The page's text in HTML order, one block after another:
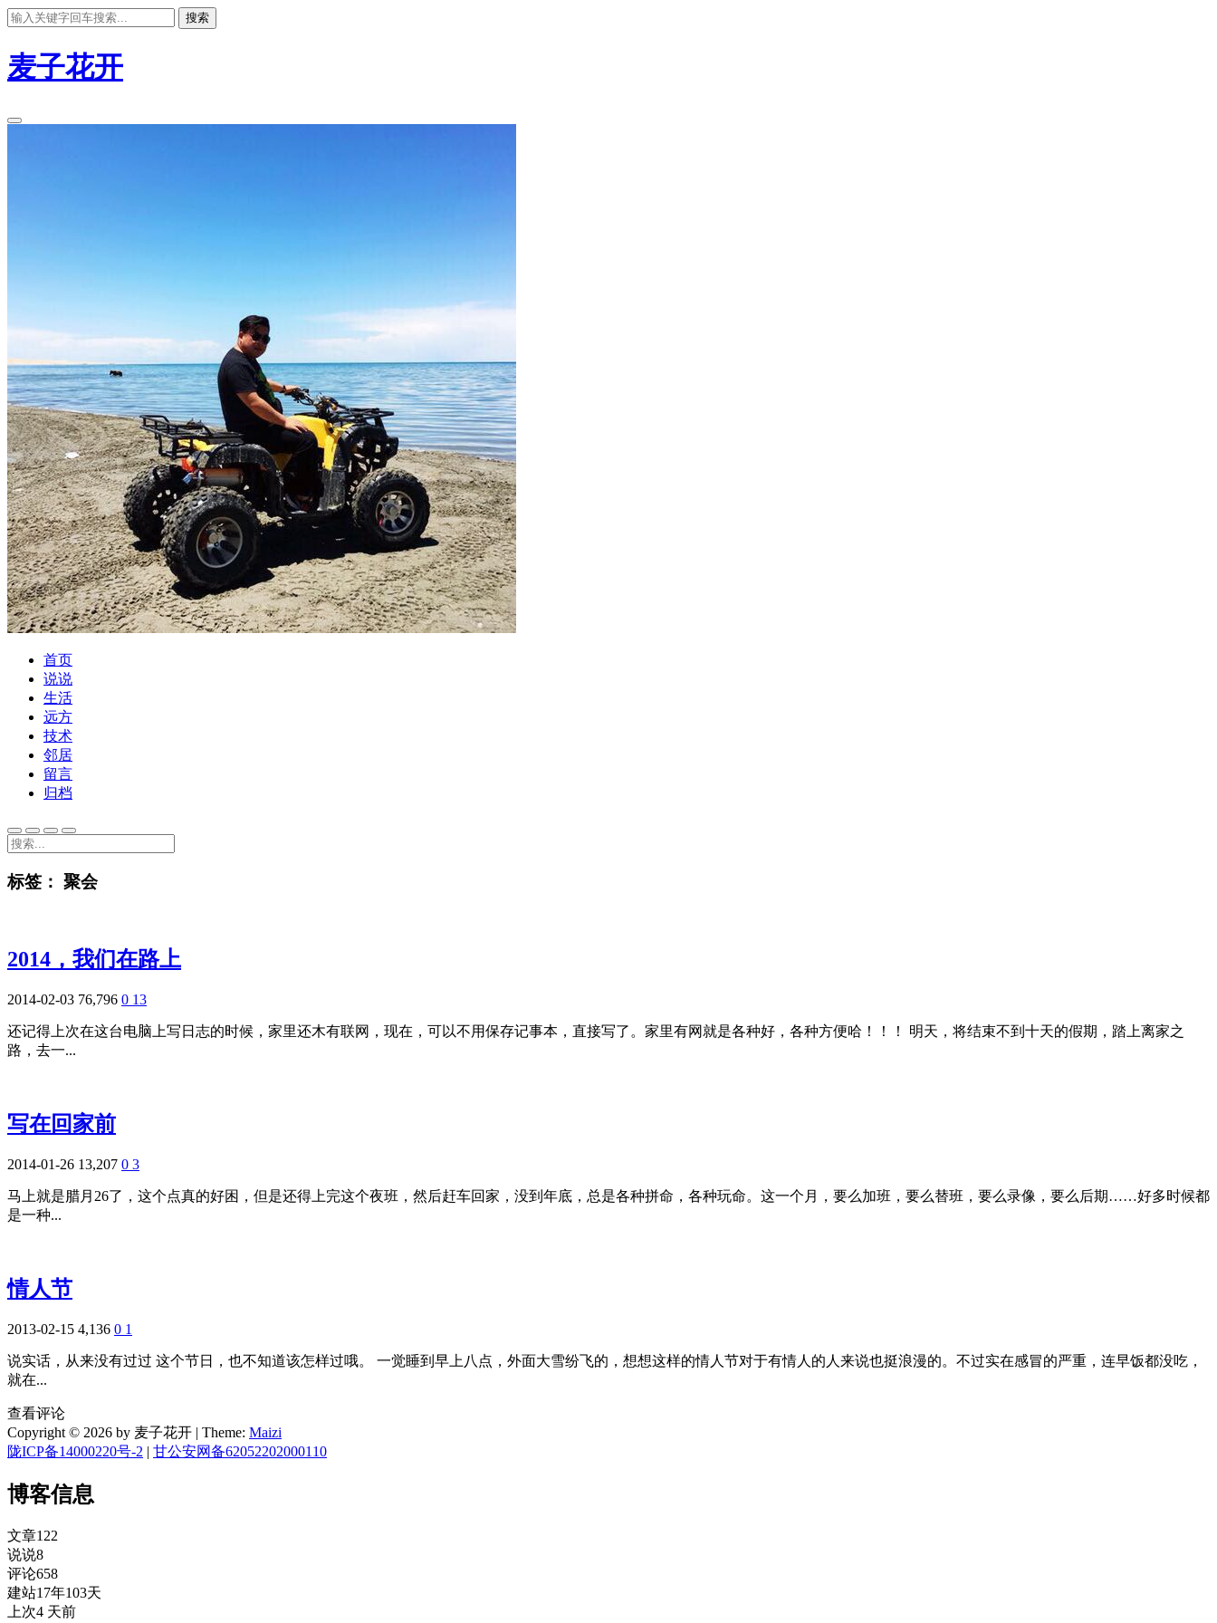
搜索
麦子花开
首页
说说
生活
远方
技术
邻居
留言
归档
标签： 聚会
2014，我们在路上
2014-02-03 76,796 0 13
还记得上次在这台电脑上写日志的时候，家里还木有联网，现在，可以不用保存记事本，直接写了。家里有网就是各种好，各种方便哈！！！ 明天，将结束不到十天的假期，踏上离家之
路，去一...
写在回家前
2014-01-26 13,207 0 3
马上就是腊月26了，这个点真的好困，但是还得上完这个夜班，然后赶车回家，没到年底，总是各种拼命，各种玩命。这一个月，要么加班，要么替班，要么录像，要么后期……好多时候都
是一种...
情人节
2013-02-15 4,136 0 1
说实话，从来没有过过 这个节日，也不知道该怎样过哦。 一觉睡到早上八点，外面大雪纷飞的，想想这样的情人节对于有情人的人来说也挺浪漫的。不过实在感冒的严重，连早饭都没吃，
就在...
查看评论
Copyright © 2026 by 麦子花开 | Theme: Maizi
陇ICP备14000220号-2 | 甘公安网备62052202000110
博客信息
文章122
说说8
评论658
建站17年103天
上次4 天前